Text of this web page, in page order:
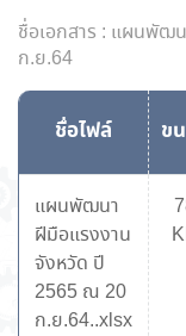
ชื่อเอกสาร : แผนพัฒ
ก.ย.64
ชื่อไฟล์ ข
แผนพัฒนา
ฝีมือแรงงาน
จังหวัด ปี
2565 ณ 20
ก.ย.64..xlsx